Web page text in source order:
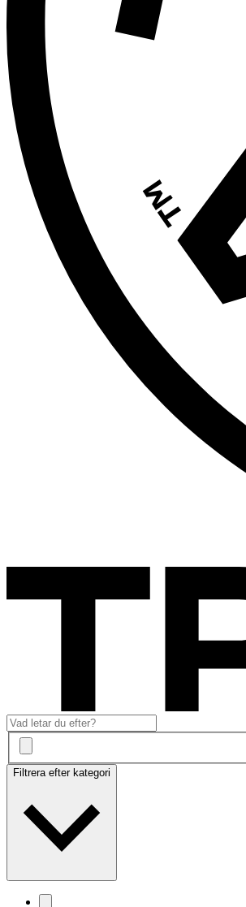
Filtrera efter kategori